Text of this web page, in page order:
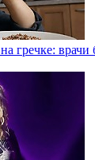
гречке: врачи